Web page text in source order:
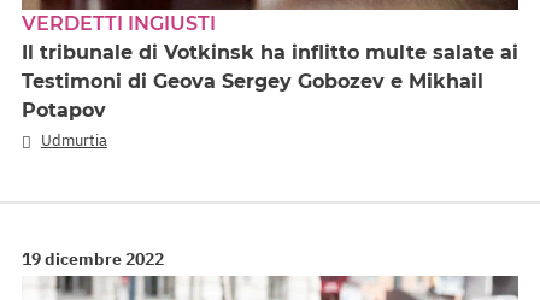
VERDETTI INGIUSTI
Il tribunale di Votkinsk ha inflitto multe salate ai
Testimoni di Geova Sergey Gobozev e Mikhail
Potapov
Udmurtia
19 dicembre 2022